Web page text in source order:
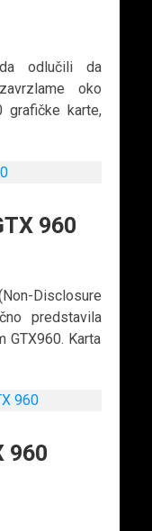
odlučili da
oko
grafičke karte,
960
Disclosure
predstavila
GTX960. Karta
960